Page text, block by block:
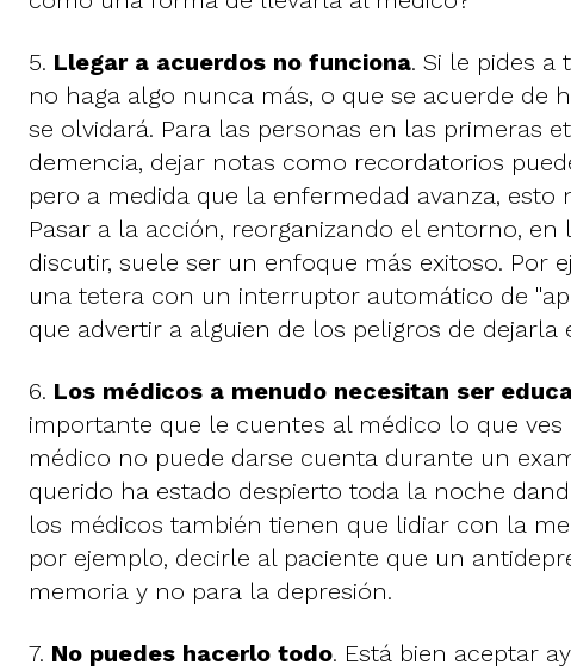
5. Llegar a acuerdos no funciona. Si le pides a
no haga algo nunca más, o que se acuerde de
se olvidará. Para las personas en las primeras
demencia, dejar notas como recordatorios
pero a medida que la enfermedad avanza, esto
Pasar a la acción, reorganizando el entorno, en
discutir, suele ser un enfoque más exitoso. Por
una tetera con un interruptor automático de
que advertir a alguien de los peligros de dejarla
6. Los médicos a menudo necesitan ser
importante que le cuentes al médico lo que ves
médico no puede darse cuenta durante un
querido ha estado despierto toda la noche
los médicos también tienen que lidiar con la
por ejemplo, decirle al paciente que un
memoria y no para la depresión.
7. No puedes hacerlo todo. Está bien aceptar